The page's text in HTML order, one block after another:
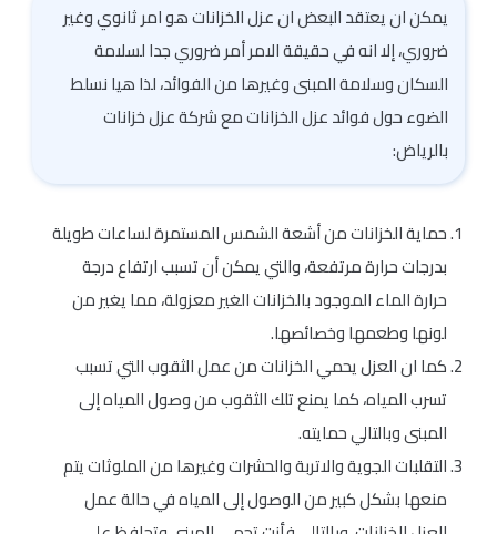
يمكن ان يعتقد البعض ان عزل الخزانات هو امر ثانوي وغير
ضروري، إلا انه في حقيقة الامر أمر ضروري جدا لسلامة
السكان وسلامة المبنى وغيرها من الفوائد، لذا هيا نسلط
الضوء حول فوائد عزل الخزانات مع شركة عزل خزانات
بالرياض:
حماية الخزانات من أشعة الشمس المستمرة لساعات طويلة
بدرجات حرارة مرتفعة، والتي يمكن أن تسبب ارتفاع درجة
حرارة الماء الموجود بالخزانات الغير معزولة، مما يغير من
لونها وطعمها وخصائصها.
كما ان العزل يحمي الخزانات من عمل الثقوب التي تسبب
تسرب المياه، كما يمنع تلك الثقوب من وصول المياه إلى
المبنى وبالتالي حمايته.
التقلبات الجوية والاتربة والحشرات وغيرها من الملوثات يتم
منعها بشكل كبير من الوصول إلى المياه في حالة عمل